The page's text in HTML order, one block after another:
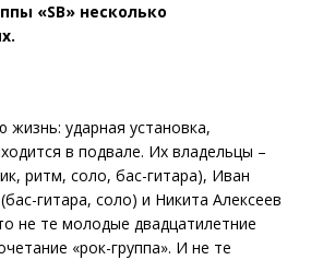
«SB» несколько
ударная установка,
в подвале. Их владельцы –
ритм, соло, бас-гитара), Иван
гитара, соло) и Никита Алексеев
не те молодые двадцатилетние
«рок-группа». И не те